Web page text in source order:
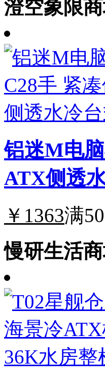
澄空象限
铝迷M电
ATX侧透
￥1363满
慢研生活